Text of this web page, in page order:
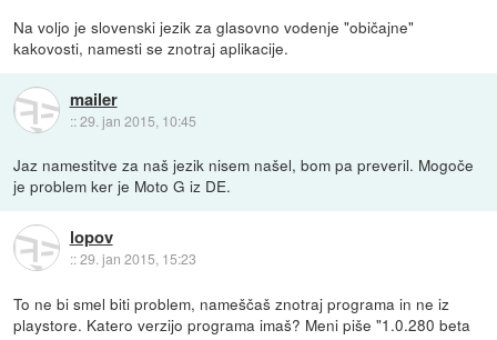
Na voljo je slovenski jezik za glasovno vodenje "običajne"
kakovosti, namesti se znotraj aplikacije.
mailer
::29. jan 2015, 10:45
Jaz namestitve za naš jezik nisem našel, bom pa preveril. Mogoče
je problem ker je Moto G iz DE.
lopov
::29. jan 2015, 15:23
To ne bi smel biti problem, nameščaš znotraj programa in ne iz
playstore. Katero verzijo programa imaš? Meni piše "1.0.280 beta